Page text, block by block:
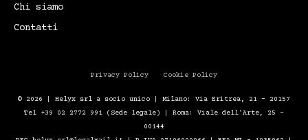
Chi siamo
Contatti
Privacy Policy Cookie Policy
© 2026 | Helyx srl a socio unico | Milano: Via Eritrea, 21 – 20157
Tel +39 02 2772 991 (Sede legale) | Roma: Viale dell'Arte, 25 -
00144